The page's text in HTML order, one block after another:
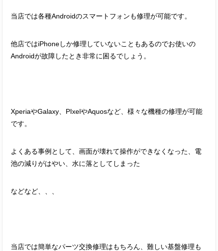
当店では各種Androidのスマートフォンも修理が可能です。
他店ではiPhoneしか修理していないこともあるのでお使いの
Androidが故障したとき非常に困るでしょう。
XperiaやGalaxy、PIxelやAquosなど、様々な機種の修理が可能
です。
よくある事例として、画面が壊れて操作ができなくなった、電
池の減りがはやい、水に落としてしまった
などなど、、、
当店では簡単なパーツ交換修理はもちろん、難しい基盤修理も